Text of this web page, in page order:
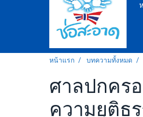
หน้าแรก บทความทั้งหมด
ศาลปกคร
ความยุติธ